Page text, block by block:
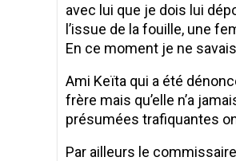
avec lui que je dois lui
l’issue de la fouille, une
En ce moment je ne savais
Ami Keïta qui a été
frère mais qu’elle n’a
présumées trafiquantes
Par ailleurs le